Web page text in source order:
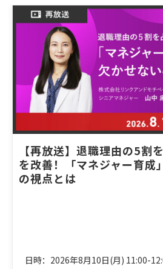
【再放送】退職理由の5割
を改善！「マネジャー育成
の視点とは
日時：2026年8月10日(月) 11:00-